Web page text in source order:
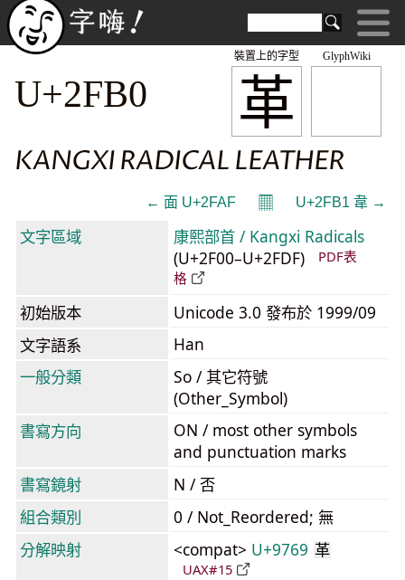
GlyphWiki
⾰
裝置上的字型
U+2FB0
KANGXI RADICAL LEATHER
← ⾯ U+2FAF 𝄜 U+2FB1 ⾱ →
文字區域
康熙部首 / Kangxi Radicals
(U+2F00–U+2FDF)
PDF表
格
初始版本
Unicode 3.0 發布於 1999/09
文字語系
Han
一般分類
So / 其它符號
(Other_Symbol)
書寫方向
ON / most other symbols
and punctuation marks
書寫鏡射
N / 否
組合類別
0 / Not_Reordered; 無
分解映射
<compat> U+9769 革
UAX#15